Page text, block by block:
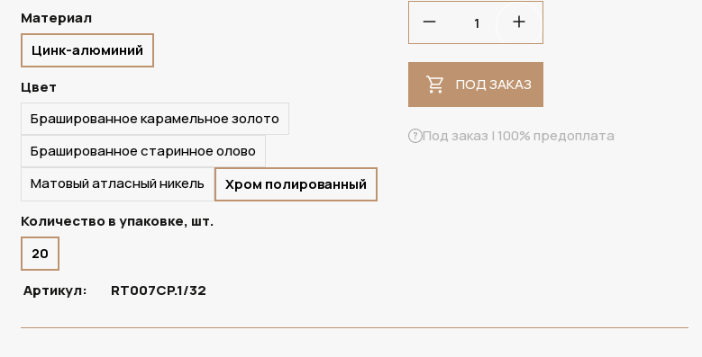
Материал
Цинк-алюминий
Цвет
Брашированное карамельное золото
Брашированное старинное олово
Матовый атласный никель
Хром полированный
Количество в упаковке, шт.
20
Артикул:
RT007CP.1/32
ПОД ЗАКАЗ
Под заказ | 100% предоплата